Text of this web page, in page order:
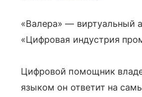
«Валера» — виртуальный
«Цифровая индустрия
Цифровой помощник
языком он ответит на